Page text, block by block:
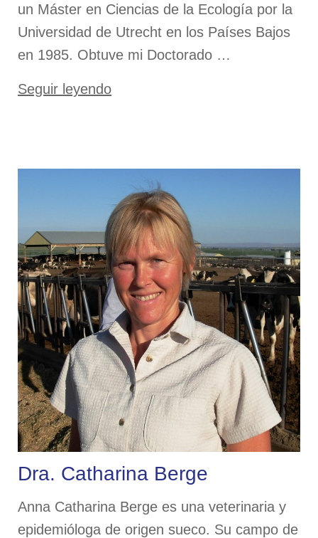
un Máster en Ciencias de la Ecología por la
Universidad de Utrecht en los Países Bajos
en 1985. Obtuve mi Doctorado …
Seguir leyendo«Prof.
Dra. Catharina Berge
Anna Catharina Berge es una veterinaria y
epidemióloga de origen sueco. Su campo de